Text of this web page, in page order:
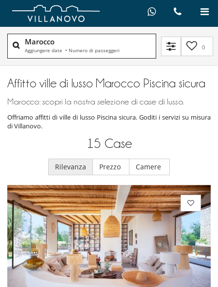
Marocco
Aggiungere date • Numero di passeggeri 0
Affitto ville di lusso Marocco Piscina sicura
Marocco: scopri la nostra selezione di case di lusso.
Offriamo affitti di ville di lusso Piscina sicura. Goditi i servizi su misura
di Villanovo.
15 Case
Rilevanza Prezzo Camere